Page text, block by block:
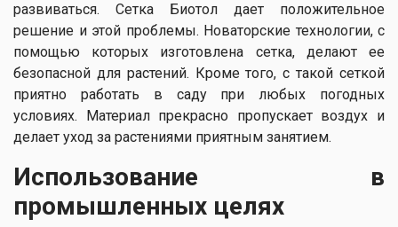
развиваться. Сетка Биотол дает положительное
решение и этой проблемы. Новаторские технологии, с
помощью которых изготовлена сетка, делают ее
безопасной для растений. Кроме того, с такой сеткой
приятно работать в саду при любых погодных
условиях. Материал прекрасно пропускает воздух и
делает уход за растениями приятным занятием.
Использование в
промышленных целях